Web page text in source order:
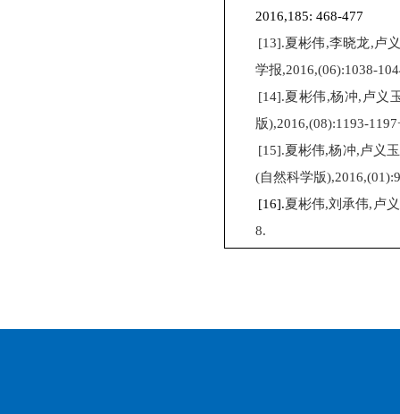
2016,185: 468-477
[13].夏彬伟,李晓龙,卢
学报,2016,(06):1038-
[14].夏彬伟,杨冲, 卢义
版),2016,(08):1193-
[15].夏彬伟,杨冲,卢义玉
(自然科学版
[16].夏彬伟,刘承伟, 卢
8.